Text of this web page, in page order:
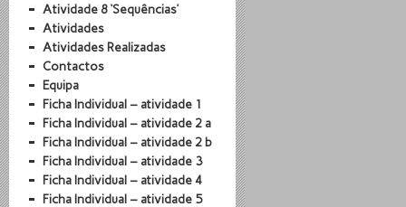
Atividade 8 ‘Sequências’
Atividades
Atividades Realizadas
Contactos
Equipa
Ficha Individual – atividade 1
Ficha Individual – atividade 2 a
Ficha Individual – atividade 2 b
Ficha Individual – atividade 3
Ficha Individual – atividade 4
Ficha Individual – atividade 5